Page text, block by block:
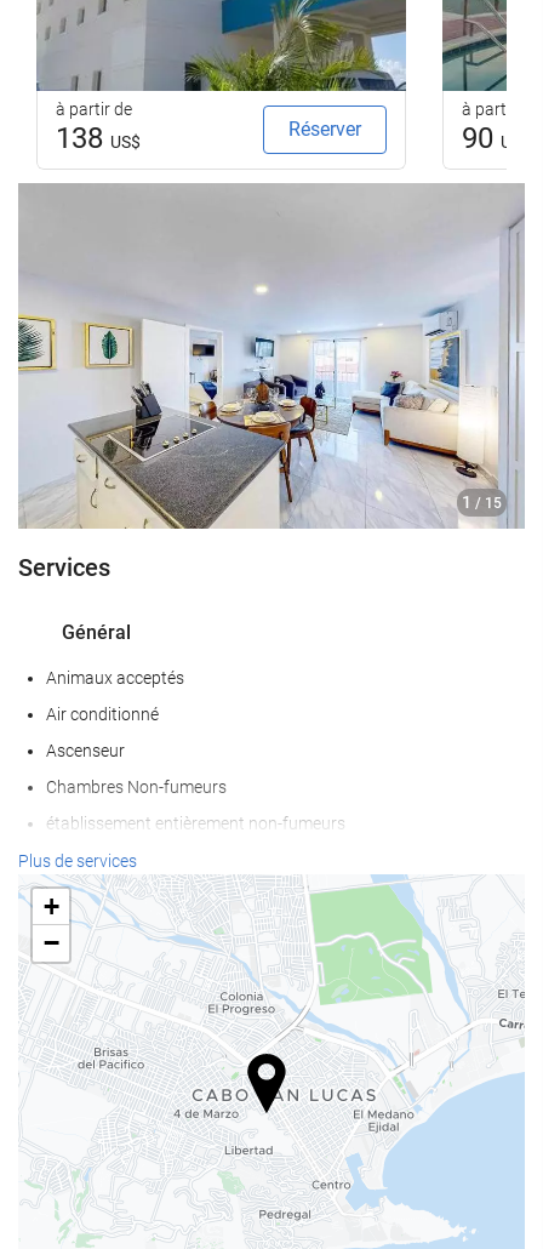
à partir de
138 US$
Réserver
à partir de
90 US$
1 / 15
Services
Général
Animaux acceptés
Air conditionné
Ascenseur
Chambres Non-fumeurs
établissement entièrement non-fumeurs
Internet
Wi-Fi disponible dans tous les espaces
Wi-Fi gratuit
Internet
Piscine
Piscine extérieure
Bien-être
Plus de services
+
−